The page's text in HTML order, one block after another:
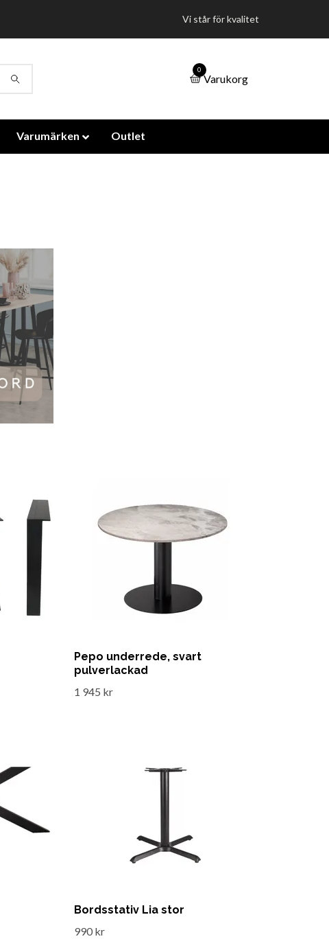
Vi står för kvalitet
0
Varukorg
Varumärken Outlet
Pepo underrede, svart
pulverlackad
1 945 kr
Bordsstativ Lia stor
990 kr